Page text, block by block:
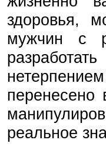
здоровья,
мужчин с
перенесено
реальное